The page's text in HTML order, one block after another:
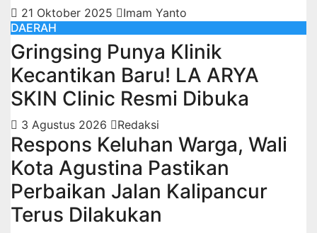
21 Oktober 2025
Imam Yanto
DAERAH
Gringsing Punya Klinik
Kecantikan Baru! LA ARYA
SKIN Clinic Resmi Dibuka
3 Agustus 2026 Redaksi
Respons Keluhan Warga, Wali
Kota Agustina Pastikan
Perbaikan Jalan Kalipancur
Terus Dilakukan